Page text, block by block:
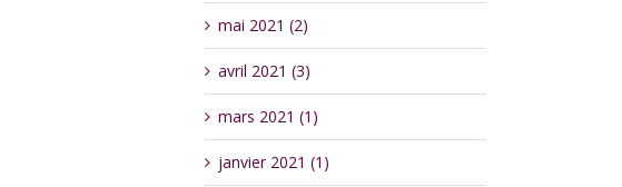
mai 2021 (2)
avril 2021 (3)
mars 2021 (1)
janvier 2021 (1)